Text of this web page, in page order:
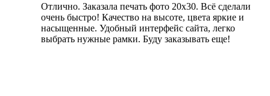
Отлично. Заказала печать фото 20х30. Всё сделали
очень быстро! Качество на высоте, цвета яркие и
насыщенные. Удобный интерфейс сайта, легко
выбрать нужные рамки. Буду заказывать еще!